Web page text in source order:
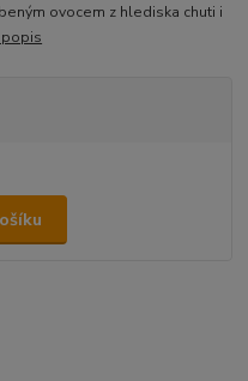
ovocem z hlediska chuti i